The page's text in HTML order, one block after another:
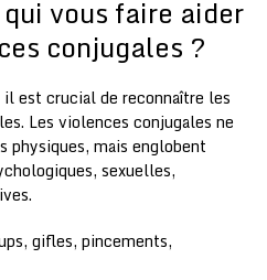
vous faire aider
conjugales ?
est crucial de reconnaître les
Les violences conjugales ne
physiques, mais englobent
sexuelles,
gifles, pincements,